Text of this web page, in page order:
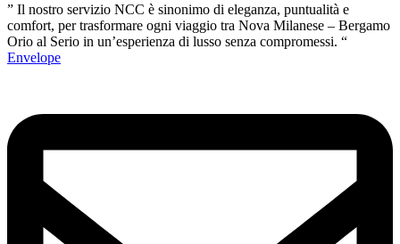
” Il nostro servizio NCC è sinonimo di eleganza, puntualità e
comfort, per trasformare ogni viaggio tra Nova Milanese – Bergamo
Orio al Serio in un’esperienza di lusso senza compromessi. “
Envelope